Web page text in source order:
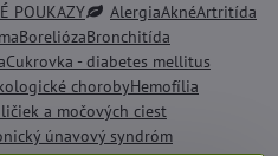
POUKAZY AlergiaAknéArtritída
BoreliózaBronchitída
Cukrovka - diabetes mellitus
chorobyHemofília
a močových ciest
únavový syndróm